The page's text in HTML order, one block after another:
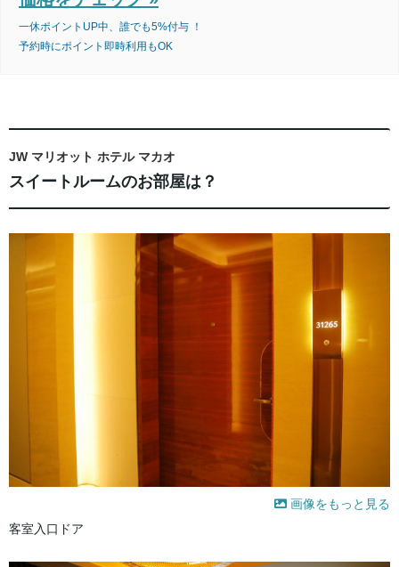
一休ポイントUP中、誰でも5%付与 ！
予約時にポイント即時利用もOK
JW マリオット ホテル マカオ
スイートルームのお部屋は？
画像をもっと見る
客室入口ドア